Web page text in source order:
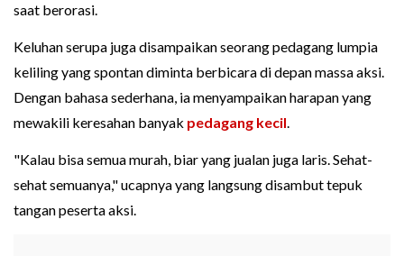
saat berorasi.
Keluhan serupa juga disampaikan seorang pedagang lumpia
keliling yang spontan diminta berbicara di depan massa aksi.
Dengan bahasa sederhana, ia menyampaikan harapan yang
mewakili keresahan banyak pedagang kecil.
"Kalau bisa semua murah, biar yang jualan juga laris. Sehat-
sehat semuanya," ucapnya yang langsung disambut tepuk
tangan peserta aksi.